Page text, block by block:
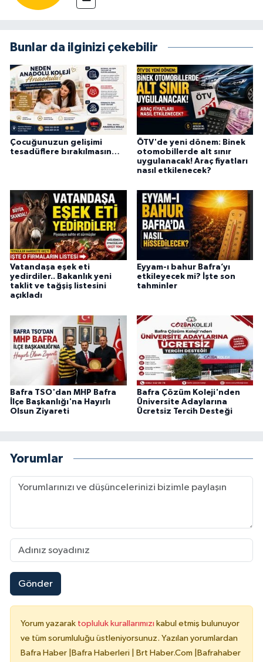
Bunlar da ilginizi çekebilir
Çocuğunuzun gelişimi
tesadüflere bırakılmasın…
ÖTV'de yeni dönem: Binek
otomobillerde alt sınır
uygulanacak! Araç fiyatları
nasıl etkilenecek?
Vatandaşa eşek eti
yedirdiler.. Bakanlık yeni
taklit ve tağşiş listesini
açıkladı
Eyyam-ı bahur Bafra’yı
etkileyecek mi? İşte son
tahminler
Bafra TSO'dan MHP Bafra
İlçe Başkanlığı'na Hayırlı
Olsun Ziyareti
Bafra Çözüm Koleji'nden
Üniversite Adaylarına
Ücretsiz Tercih Desteği
Yorumlar
Gönder
Yorum yazarak topluluk kurallarımızı kabul etmiş bulunuyor
ve tüm sorumluluğu üstleniyorsunuz. Yazılan yorumlardan
Bafra Haber |Bafra Haberleri | Brt Haber.Com |Bafrahaber